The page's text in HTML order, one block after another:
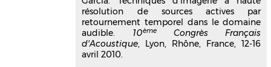
France
Communication dans un congrès
hal-03179526v1
A solution for the measurement
résolution de sources actives par
retournement temporel dans le domaine
audible. 10èmeCongrès Français
d'Acoustique, Lyon, Rhône, France, 12-16
avril 2010.